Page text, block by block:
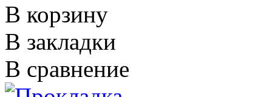
В корзину
В закладки
В сравнение